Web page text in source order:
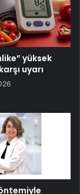
yüksek
uyarı